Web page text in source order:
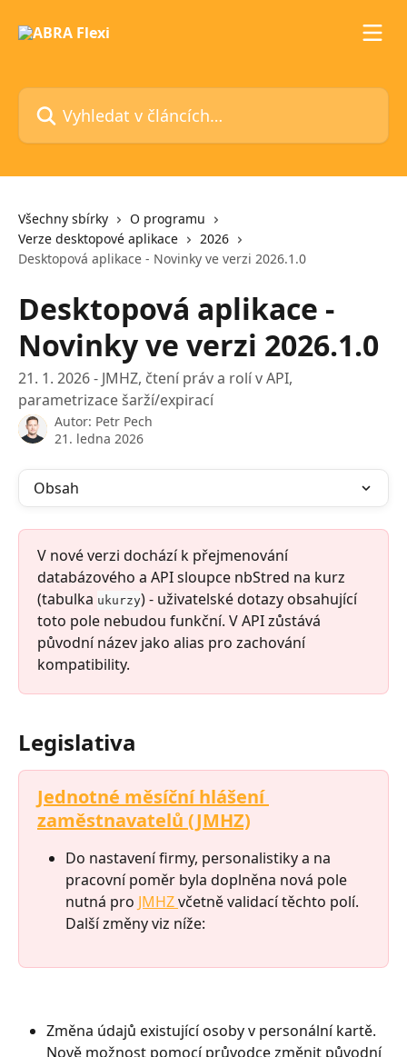
Vyhledat v článcích…
Všechny sbírky
O programu
Verze desktopové aplikace
2026
Desktopová aplikace - Novinky ve verzi 2026.1.0
Desktopová aplikace -
Novinky ve verzi 2026.1.0
21. 1. 2026 - JMHZ, čtení práv a rolí v API,
parametrizace šarží/expirací
Autor: Petr Pech
21. ledna 2026
Obsah
V nové verzi dochází k přejmenování
databázového a API sloupce nbStred na kurz
(tabulka ukurzy) - uživatelské dotazy obsahující
toto pole nebudou funkční. V API zůstává
původní název jako alias pro zachování
kompatibility.
Legislativa
Jednotné měsíční hlášení
zaměstnavatelů (JMHZ)
Do nastavení firmy, personalistiky a na
pracovní poměr byla doplněna nová pole
nutná pro JMHZ včetně validací těchto polí.
Další změny viz níže:
Změna údajů existující osoby v personální kartě.
Nově možnost pomocí průvodce změnit původní